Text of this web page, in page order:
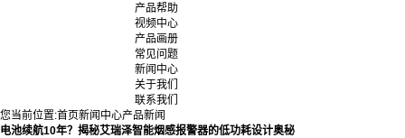
产品帮助
视频中心
产品画册
常见问题
新闻中心
关于我们
联系我们
您当前位置:首页新闻中心产品新闻
​电池续航10年？揭秘艾瑞泽智能烟感报警器的低功耗设计奥秘